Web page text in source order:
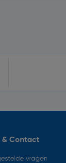
& Contact
vragen